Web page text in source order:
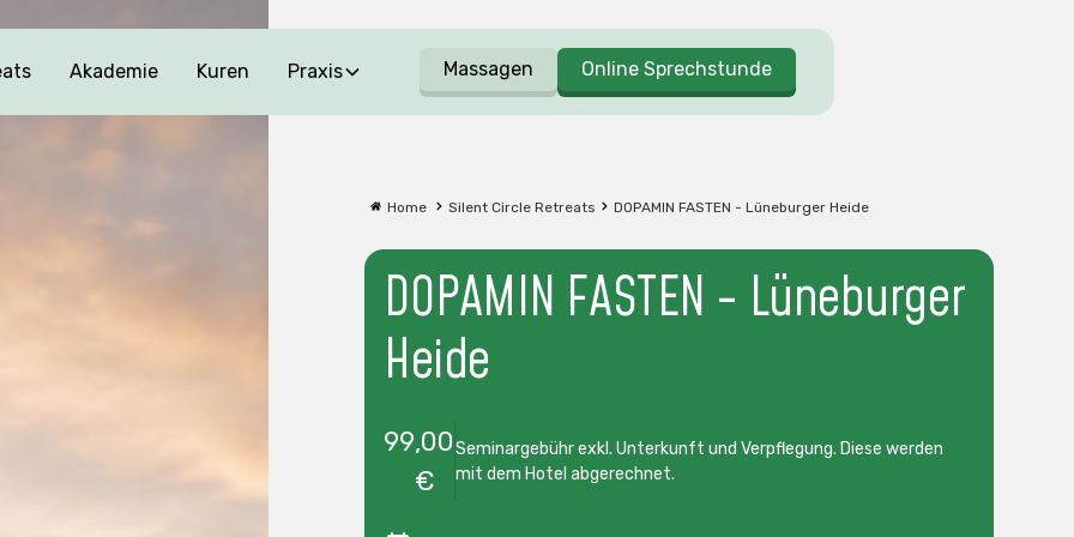
Akademie Kuren Praxis Massagen Online Sprechstunde
Home Silent Circle Retreats DOPAMIN FASTEN - Lüneburger Heide
DOPAMIN FASTEN - Lüneburger
Heide
99,00
€
Seminargebühr exkl. Unterkunft und Verpflegung. Diese werden
mit dem Hotel abgerechnet.